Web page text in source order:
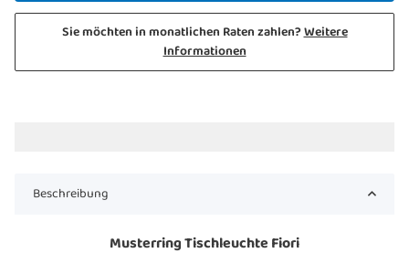
Sie möchten in monatlichen Raten zahlen?Weitere
Informationen
Beschreibung
Musterring Tischleuchte Fiori